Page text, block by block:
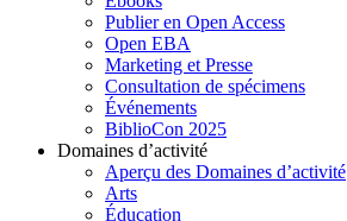
Publier en Open Access
Open EBA
Marketing et Presse
Consultation de spécimens
Événements
BiblioCon 2025
Domaines d’activité
Aperçu des Domaines d’activité
Arts
Éducation